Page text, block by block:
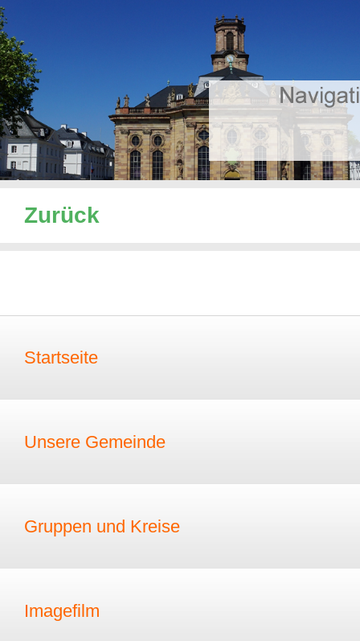
Zurück
Startseite
Unsere Gemeinde
Gruppen und Kreise
Imagefilm